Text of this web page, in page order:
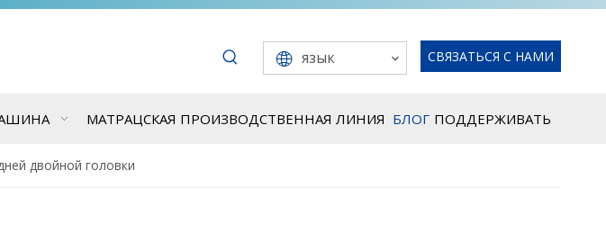
язык СВЯЗАТЬСЯ С НАМИ
МАТРАЦСКАЯ ПРОИЗВОДСТВЕННАЯ ЛИНИЯ БЛОГ ПОДДЕРЖИВАТЬ
двойной головки